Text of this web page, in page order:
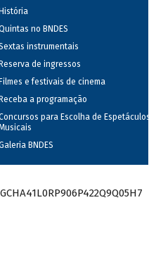
História
no BNDES
instrumentais
Reserva de ingressos
Filmes e festivais de cinema
Receba a programação
para Escolha de Espetáculos
BNDES